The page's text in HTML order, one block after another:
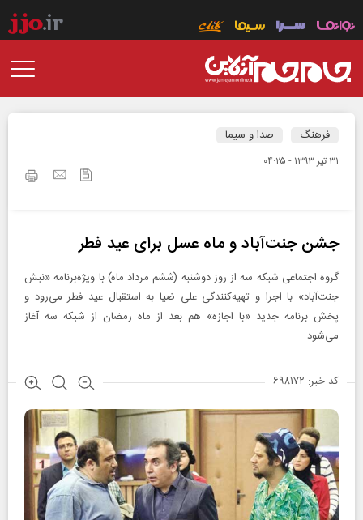
فرهنگ صدا و سیما
۳۱ تير ۱۳۹۳ - ۰۴:۲۵
جشن جنت‌آباد و ماه عسل برای عید فطر
گروه اجتماعی شبکه سه از روز دوشنبه (ششم مرداد ماه) با ویژه‌برنامه «نبش
جنت‌آباد» با اجرا و تهیه‌کنندگی علی ضیا به استقبال عید فطر می‌رود و
پخش برنامه جدید «با اجازه» هم بعد از ماه رمضان از شبکه سه آغاز
می‌شود.
کد خبر: ۶۹۸۱۷۲